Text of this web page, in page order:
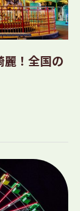
麗！全国の